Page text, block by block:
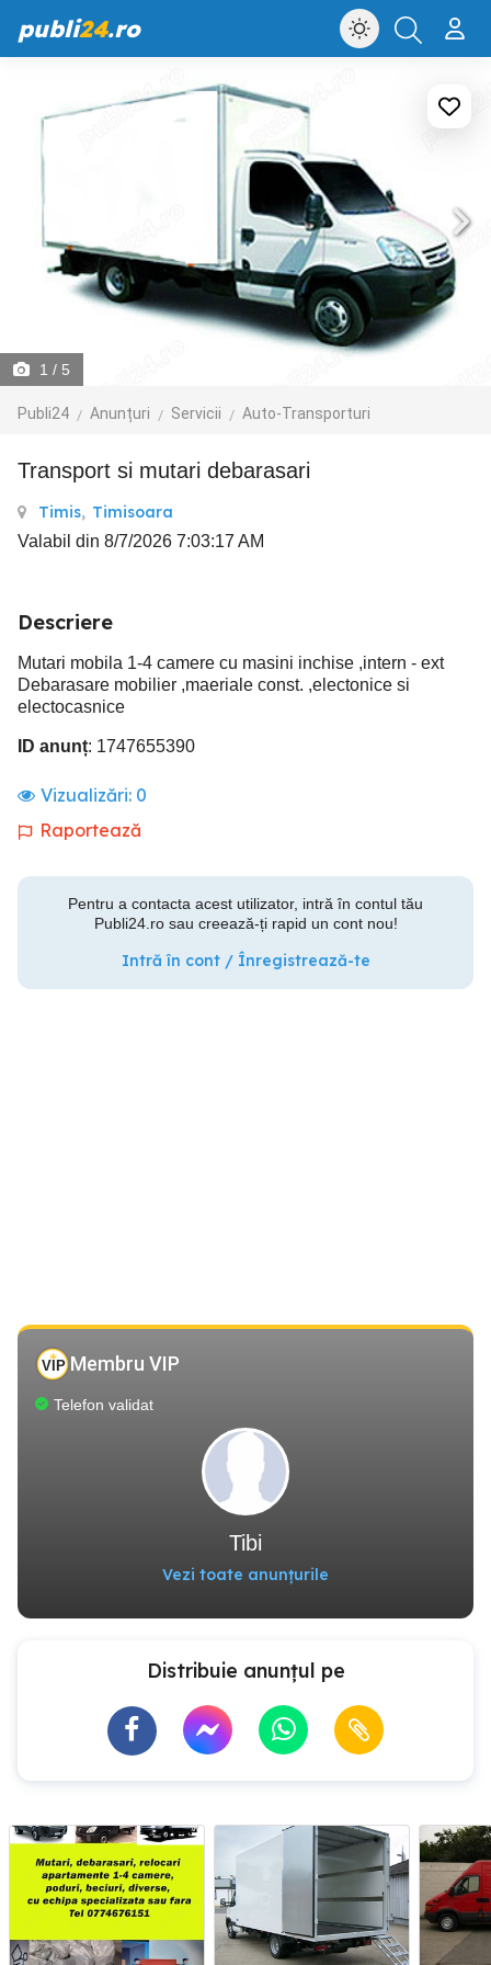
publi24.ro
1 / 5
Publi24 Anunțuri Servicii Auto-Transporturi
Transport si mutari debarasari
Timis, Timisoara
Valabil din 8/7/2026 7:03:17 AM
Descriere
Mutari mobila 1-4 camere cu masini inchise ,intern - ext
Debarasare mobilier ,maeriale const. ,electonice si
electocasnice
ID anunț: 1747655390
Vizualizări: 0
Raportează
Pentru a contacta acest utilizator, intră în contul tău
Publi24.ro sau creează-ți rapid un cont nou!
Intră în cont / Înregistrează-te
Membru VIP
Telefon validat
Tibi
Vezi toate anunțurile
Distribuie anunțul pe